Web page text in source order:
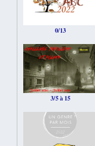
0/13
3/5 à 15